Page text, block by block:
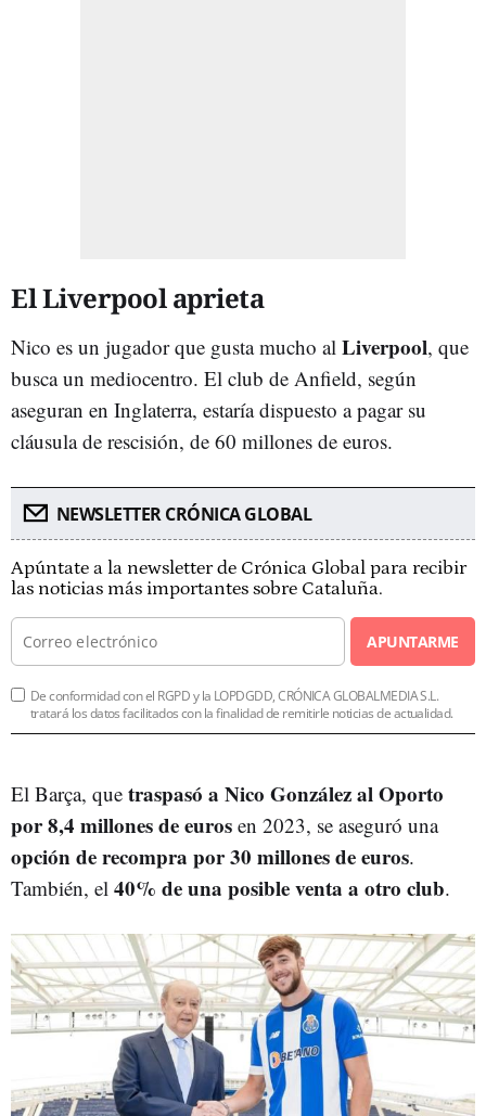
El Liverpool aprieta
Nico es un jugador que gusta mucho al Liverpool, que
busca un mediocentro. El club de Anfield, según
aseguran en Inglaterra, estaría dispuesto a pagar su
cláusula de rescisión, de 60 millones de euros.
NEWSLETTER CRÓNICA GLOBAL
Apúntate a la newsletter de Crónica Global para recibir
las noticias más importantes sobre Cataluña.
APUNTARME
De conformidad con el RGPD y la LOPDGDD, CRÓNICA GLOBALMEDIA S.L.
tratará los datos facilitados con la finalidad de remitirle noticias de actualidad.
El Barça, que traspasó a Nico González al Oporto
por 8,4 millones de euros en 2023, se aseguró una
opción de recompra por 30 millones de euros.
También, el 40% de una posible venta a otro club.